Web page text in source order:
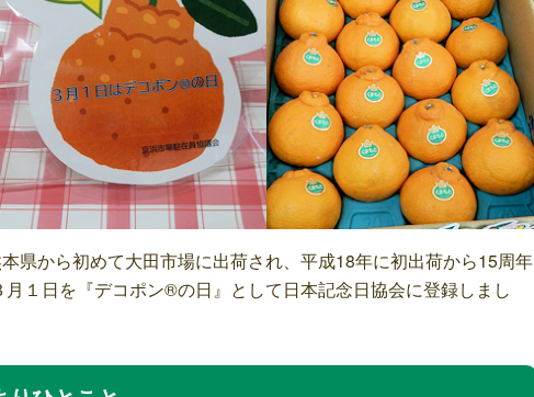
県から初めて大田市場に出荷され、平成18年に初出荷から15周年
１日を『デコポン®の日』として日本記念日協会に登録しまし